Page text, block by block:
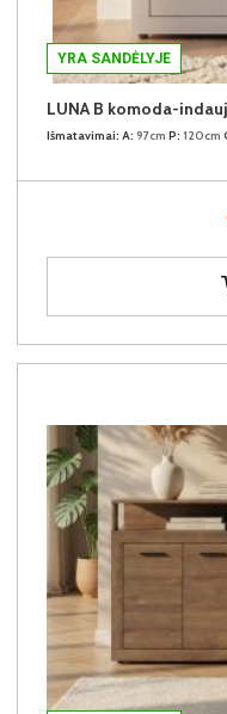
YRA SANDĖLYJE
LUNA B komoda-
Išmatavimai: A: 97cm P: 120cm